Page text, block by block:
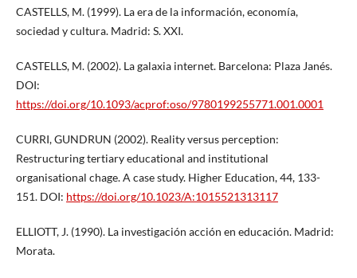
CASTELLS, M. (1999). La era de la información, economía,
sociedad y cultura. Madrid: S. XXI.
CASTELLS, M. (2002). La galaxia internet. Barcelona: Plaza Janés.
DOI:
https://doi.org/10.1093/acprof:oso/9780199255771.001.0001
CURRI, GUNDRUN (2002). Reality versus perception:
Restructuring tertiary educational and institutional
organisational chage. A case study. Higher Education, 44, 133-
151. DOI: https://doi.org/10.1023/A:1015521313117
ELLIOTT, J. (1990). La investigación acción en educación. Madrid:
Morata.